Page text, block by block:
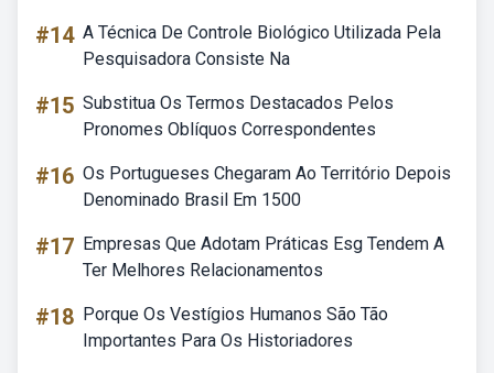
#14 A Técnica De Controle Biológico Utilizada Pela
Pesquisadora Consiste Na
#15 Substitua Os Termos Destacados Pelos
Pronomes Oblíquos Correspondentes
#16 Os Portugueses Chegaram Ao Território Depois
Denominado Brasil Em 1500
#17 Empresas Que Adotam Práticas Esg Tendem A
Ter Melhores Relacionamentos
#18 Porque Os Vestígios Humanos São Tão
Importantes Para Os Historiadores